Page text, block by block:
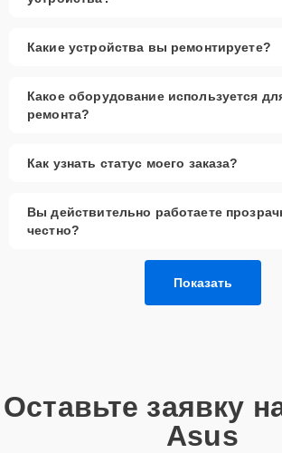
Какие устройства вы ремонтируете?
Какое оборудование используется
ремонта?
Как узнать статус моего заказа?
Вы действительно работаете
честно?
Показать
Оставьте заявку
Asus